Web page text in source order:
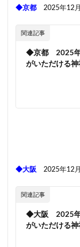
◆京都 2025年12
関連記事
◆京都 2025年
がいただける神
◆大阪 2025年12
関連記事
◆大阪 2025年
がいただける神